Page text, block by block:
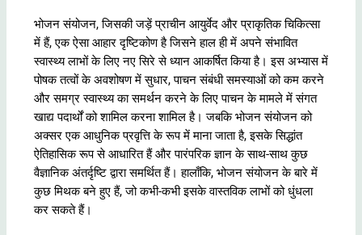
भोजन संयोजन, जिसकी जड़ें प्राचीन आयुर्वेद और प्राकृतिक चिकित्सा
में हैं, एक ऐसा आहार दृष्टिकोण है जिसने हाल ही में अपने संभावित
स्वास्थ्य लाभों के लिए नए सिरे से ध्यान आकर्षित किया है। इस अभ्यास में
पोषक तत्वों के अवशोषण में सुधार, पाचन संबंधी समस्याओं को कम करने
और समग्र स्वास्थ्य का समर्थन करने के लिए पाचन के मामले में संगत
खाद्य पदार्थों को शामिल करना शामिल है। जबकि भोजन संयोजन को
अक्सर एक आधुनिक प्रवृत्ति के रूप में माना जाता है, इसके सिद्धांत
ऐतिहासिक रूप से आधारित हैं और पारंपरिक ज्ञान के साथ-साथ कुछ
वैज्ञानिक अंतर्दृष्टि द्वारा समर्थित हैं। हालाँकि, भोजन संयोजन के बारे में
कुछ मिथक बने हुए हैं, जो कभी-कभी इसके वास्तविक लाभों को धुंधला
कर सकते हैं।